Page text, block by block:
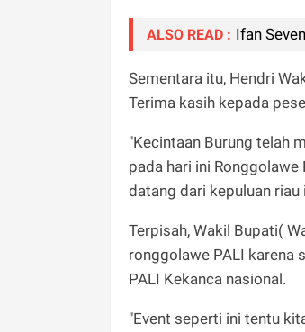
ALSO READ : Ifan
Sementara itu, Hendri
Terima kasih kepada
"Kecintaan Burung telah
pada hari ini
datang dari kepuluan riau
Terpisah, Wakil Bupati(
ronggolawe PALI karena
PALI Kekanca nasional.
"Event seperti ini tentu